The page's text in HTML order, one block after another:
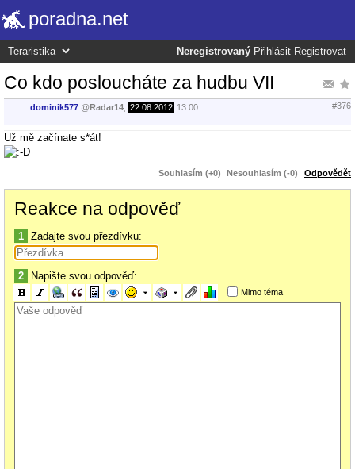
poradna.net
Neregistrovaný Přihlásit Registrovat
Co kdo posloucháte za hudbu VII
dominik577 @Radar14 22.08.2012 13:00 #376
Už mě začínate s*át!
Souhlasím (+0) Nesouhlasím (-0) Odpovědět
Reakce na odpověď
1 Zadajte svou přezdívku:
2 Napište svou odpověď:
Mimo téma